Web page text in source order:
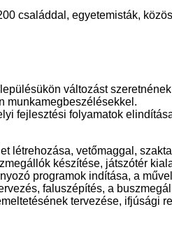
családdal, egyetemisták,
változást
munkamegbeszélésekkel.
fejlesztési folyamatok
létrehozása, vetőmaggal,
készítése, játszótér
programok indítása, a
faluszépítés, a
tervezése, ifjúsági